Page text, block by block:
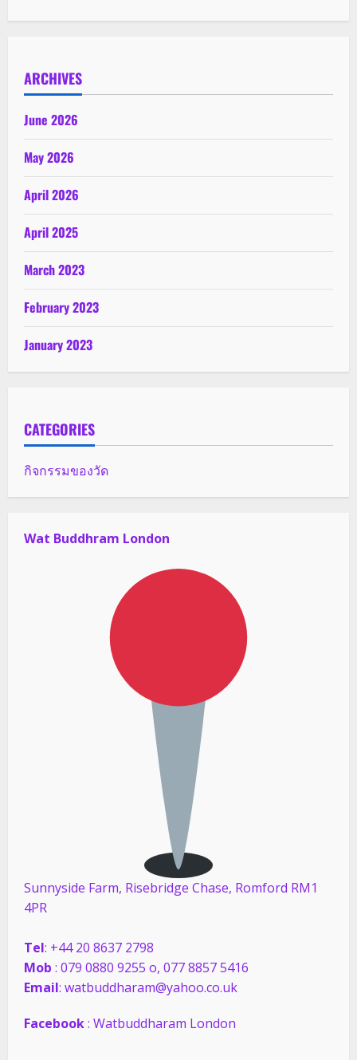
ARCHIVES
June 2026
May 2026
April 2026
April 2025
March 2023
February 2023
January 2023
CATEGORIES
กิจกรรมของวัด
Wat Buddhram London
Sunnyside Farm, Risebridge Chase, Romford RM1
4PR
Tel: +44 20 8637 2798
Mob : 079 0880 9255 o, 077 8857 5416
Email: watbuddharam@yahoo.co.uk
Facebook: Watbuddharam London